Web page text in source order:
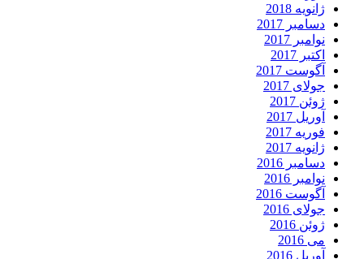
ژانویه 2018
دسامبر 2017
نوامبر 2017
اکتبر 2017
آگوست 2017
جولای 2017
ژوئن 2017
آوریل 2017
فوریه 2017
ژانویه 2017
دسامبر 2016
نوامبر 2016
آگوست 2016
جولای 2016
ژوئن 2016
می 2016
آوریل 2016